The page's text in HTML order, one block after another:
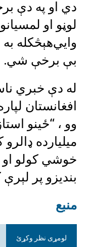
دي‌ او په دې
لوڼو او
وايي‌هېڅکله
بې برخې شي.‌
له دې خبري
افغانستان
وو ، “ځينو
ميليارده
خوشي کولو او
بنديزو پر
منبع
لومړی نظر وکړئ